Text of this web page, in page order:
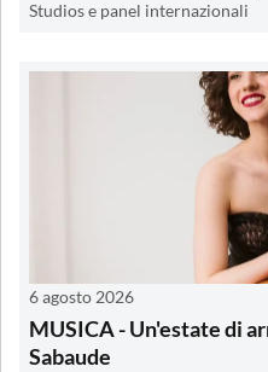
Studios e panel internazionali
6 agosto 2026
MUSICA - Un'estate di
Sabaude